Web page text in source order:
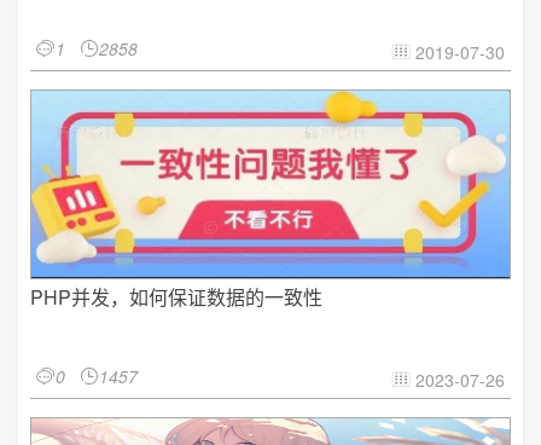
1 2858  2019-07-30
PHP并发，如何保证数据的一致性
0 1457  2023-07-26